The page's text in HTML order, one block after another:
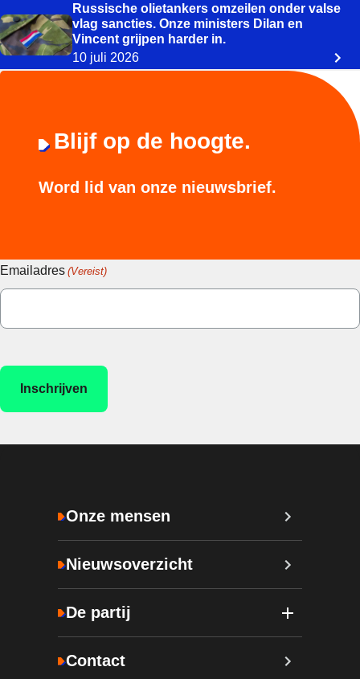
Russische olietankers omzeilen onder valse
vlag sancties. Onze ministers Dilan en
Vincent grijpen harder in.
10 juli 2026
Blijf op de hoogte.
Word lid van onze nieuwsbrief.
Emailadres (Vereist)
Onze mensen
Nieuwsoverzicht
De partij
Contact